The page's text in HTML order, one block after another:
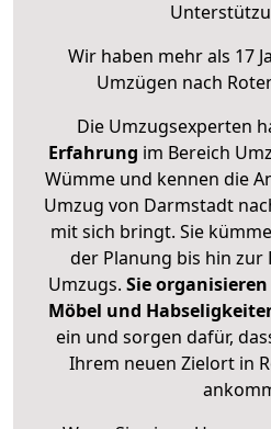
Wir haben mehr als 17
Umzügen nach
Die Umzugsexperten
Erfahrung im Bereich
Wümme und kennen die
Umzug von Darmstadt
mit sich bringt. Sie
der Planung bis hin
Umzugs. Sie
Möbel und
ein und sorgen dafür,
Ihrem neuen Zielort in